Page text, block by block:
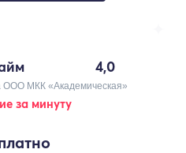
4,0
ООО МКК «Академическая»
за минуту